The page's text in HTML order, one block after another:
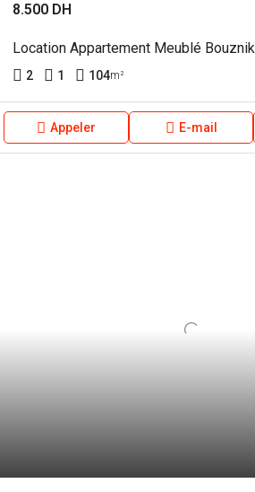
8.500 DH
Location Appartement Meublé
2 1 104m²
Appeler E-mail